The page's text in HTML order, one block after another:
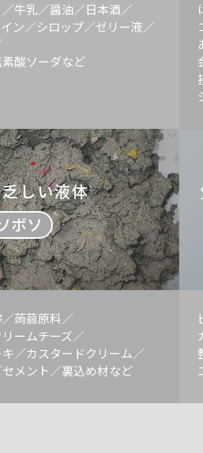
牛乳／醤油／日本酒／
ン／シロップ／ゼリー液／
酸ソーダなど
しい液体
ボソ
蒟蒻原料／
ームチーズ／
／カスタードクリーム／
メント／裏込め材など